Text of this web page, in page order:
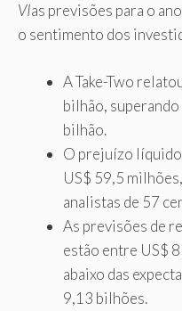
VIas previsões para o
o sentimento dos
A Take-Two
bilhão,
bilhão.
O prejuízo
US$ 59,5
analistas de 57
As previsões de
estão entre US$
abaixo das
9,13 bilhões.